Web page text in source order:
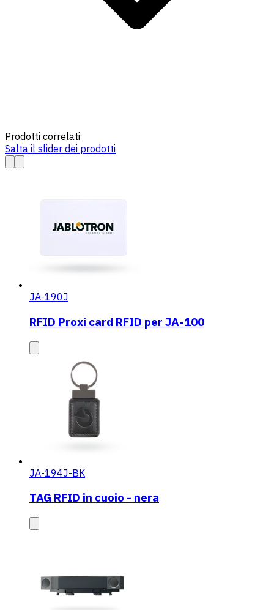
Prodotti correlati
Salta il slider dei prodotti
JA-190J
RFID Proxi card RFID per JA-100
JA-194J-BK
TAG RFID in cuoio - nera